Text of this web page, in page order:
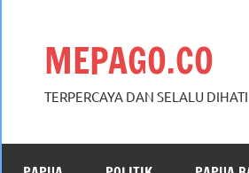
MEPAGO.CO
TERPERCAYA DAN SELALU DIHATI